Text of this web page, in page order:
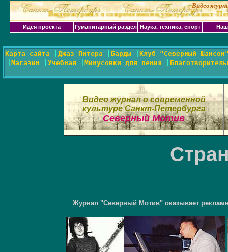
о современной культуре Санкт-Петербурга
Идея проекта Гуманитарный раздел Наука, техника, спорт
Карта сайта Джаз Питера Барды
Клуб "Северный
Магазин Учебная Минусовки для пения
Видео журнал о современной
культуре Санкт-Петербурга
Северный Мотив
Журнал "Северный Мотив" оказывает